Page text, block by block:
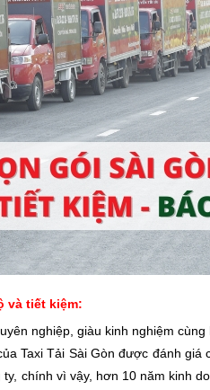
và tiết kiệm:
nghiệp, giàu kinh nghiệm
Taxi Tải Sài Gòn được đánh
chính vì vậy, hơn 10 năm kinh